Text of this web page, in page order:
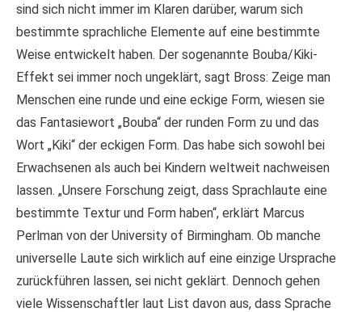
sind sich nicht immer im Klaren darüber, warum sich
bestimmte sprachliche Elemente auf eine bestimmte
Weise entwickelt haben. Der sogenannte Bouba/Kiki-
Effekt sei immer noch ungeklärt, sagt Bross: Zeige man
Menschen eine runde und eine eckige Form, wiesen sie
das Fantasiewort „Bouba“ der runden Form zu und das
Wort „Kiki“ der eckigen Form. Das habe sich sowohl bei
Erwachsenen als auch bei Kindern weltweit nachweisen
lassen. „Unsere Forschung zeigt, dass Sprachlaute eine
bestimmte Textur und Form haben“, erklärt Marcus
Perlman von der University of Birmingham. Ob manche
universelle Laute sich wirklich auf eine einzige Ursprache
zurückführen lassen, sei nicht geklärt. Dennoch gehen
viele Wissenschaftler laut List davon aus, dass Sprache